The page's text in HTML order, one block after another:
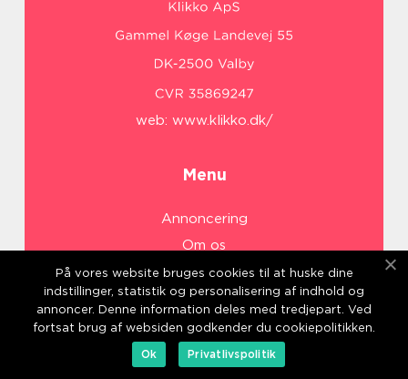
web: www.klikko.dk/
Menu
Annoncering
Om os
Cookies
Kontakt os
Sitemap
På vores website bruges cookies til at huske dine
indstillinger, statistik og personalisering af indhold og
annoncer. Denne information deles med tredjepart. Ved
fortsat brug af websiden godkender du cookiepolitikken.
Ok
Privatlivspolitik